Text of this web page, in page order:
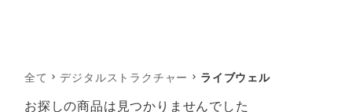
全て デジタルストラクチャー ライブウェル
お探しの商品は見つかりませんでした